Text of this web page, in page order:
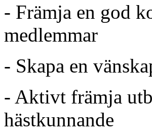
- Främja en god
medlemmar
- Skapa en
- Aktivt främja
hästkunnande